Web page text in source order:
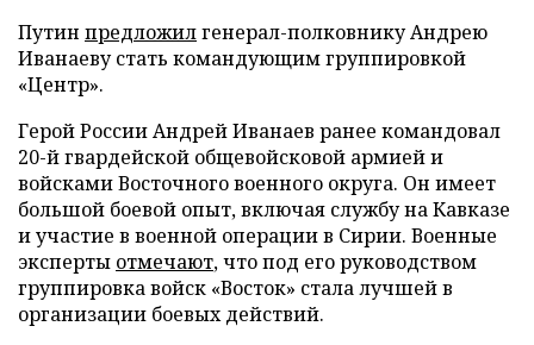
Путин предложилгенерал-полковнику Андрею
Иванаеву стать командующим группировкой
«Центр».
Герой России Андрей Иванаев ранее командовал
20-й гвардейской общевойсковой армией и
войсками Восточного военного округа. Он имеет
большой боевой опыт, включая службу на Кавказе
и участие в военной операции в Сирии. Военные
эксперты отмечают, что под его руководством
группировка войск «Восток» стала лучшей в
организации боевых действий.